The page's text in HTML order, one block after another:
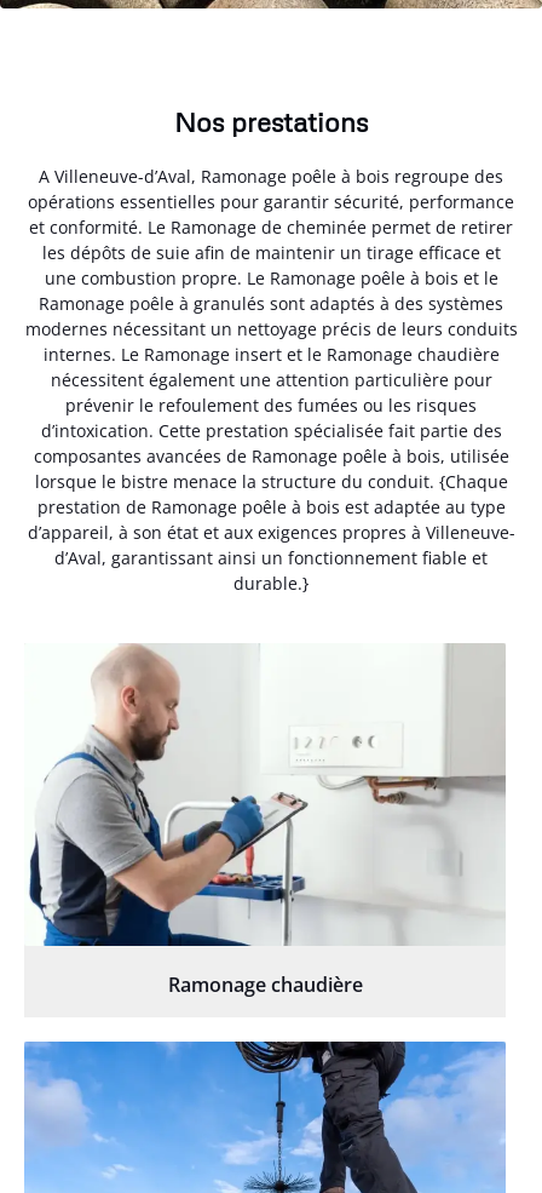
Nos prestations
A Villeneuve-d’Aval, Ramonage poêle à bois regroupe des
opérations essentielles pour garantir sécurité, performance
et conformité. Le Ramonage de cheminée permet de retirer
les dépôts de suie afin de maintenir un tirage efficace et
une combustion propre. Le Ramonage poêle à bois et le
Ramonage poêle à granulés sont adaptés à des systèmes
modernes nécessitant un nettoyage précis de leurs conduits
internes. Le Ramonage insert et le Ramonage chaudière
nécessitent également une attention particulière pour
prévenir le refoulement des fumées ou les risques
d’intoxication. Cette prestation spécialisée fait partie des
composantes avancées de Ramonage poêle à bois, utilisée
lorsque le bistre menace la structure du conduit. {Chaque
prestation de Ramonage poêle à bois est adaptée au type
d’appareil, à son état et aux exigences propres à Villeneuve-
d’Aval, garantissant ainsi un fonctionnement fiable et
durable.}
Ramonage chaudière